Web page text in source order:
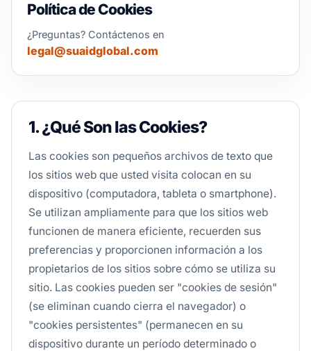
Política de Cookies
¿Preguntas? Contáctenos en
legal@suaidglobal.com
1. ¿Qué Son las Cookies?
Las cookies son pequeños archivos de texto que
los sitios web que usted visita colocan en su
dispositivo (computadora, tableta o smartphone).
Se utilizan ampliamente para que los sitios web
funcionen de manera eficiente, recuerden sus
preferencias y proporcionen información a los
propietarios de los sitios sobre cómo se utiliza su
sitio. Las cookies pueden ser "cookies de sesión"
(se eliminan cuando cierra el navegador) o
"cookies persistentes" (permanecen en su
dispositivo durante un período determinado o